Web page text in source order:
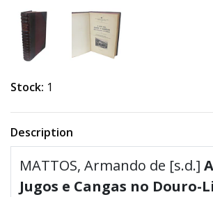
Stock: 1
Description
MATTOS, Armando de [s.d.]
Jugos e Cangas no Douro-